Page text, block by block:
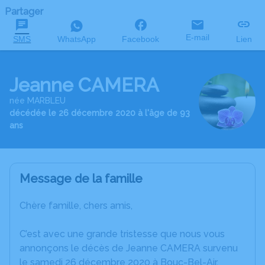
Partager
SMS WhatsApp Facebook E-mail Lien
Jeanne CAMERA
née MARBLEU
décédée le 26 décembre 2020 à l'âge de 93
ans
Message de la famille
Chère famille, chers amis,
C’est avec une grande tristesse que nous vous
annonçons le décès de Jeanne CAMERA survenu
le samedi 26 décembre 2020 à Bouc-Bel-Air.